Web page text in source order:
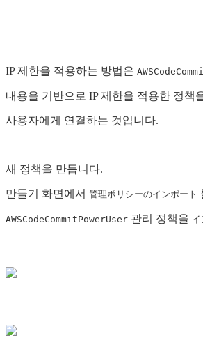
IP 제한을 적용하는 방법은
내용을 기반으로 IP 제한을 적용한 정책
사용자에게 연결하는 것입니다.
새 정책을 만듭니다.
만들기 화면에서 管理ポリシーのインポート
AWSCodeCommitPowerUser 관리 정책을 イ